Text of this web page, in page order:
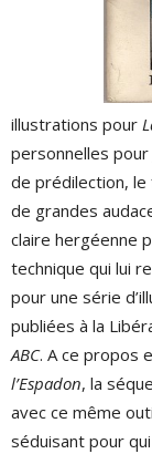
illustrations pour
personnelles pour
de prédilection,
de grandes
claire hergéenne
technique qui lui
pour une série
publiées à la
ABC. A ce propos
l’Espadon, la
avec ce même
séduisant pour